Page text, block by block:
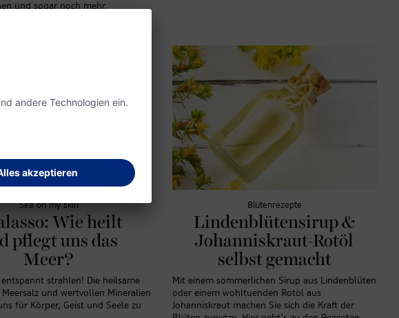
und sogar noch mehr.
Sea on my skin
Wie heilt
pflegt uns das
Meer?
entspannt strahlen! Die heilsame
und wertvollen Mineralien
für Körper, Geist und Seele zu
Blütenrezepte
Lindenblütensirup &
Johanniskraut-Rotöl
selbst gemacht
Mit einem sommerlichen Sirup aus Lindenblüten
oder einem wohltuenden Rotöl aus
Johanniskraut machen Sie sich die Kraft der